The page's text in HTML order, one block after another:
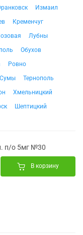
Измаил
Кременчуг
Лубны
Обухов
Ровно
Сумы
Тернополь
Хмельницкий
Шептицкий
п/о 5мг №30
В корзину